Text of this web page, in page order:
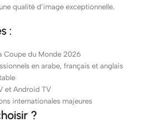
qualité d’image exceptionnelle.
:
Coupe du Monde 2026
en arabe, français et anglais
et Android TV
internationales majeures
?